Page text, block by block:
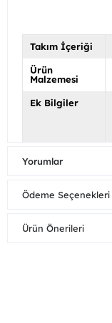
Takım İçeriği
Ürün
Malzemesi
Ek Bilgiler
Yorumlar
Ödeme Seçenekleri
Ürün Önerileri